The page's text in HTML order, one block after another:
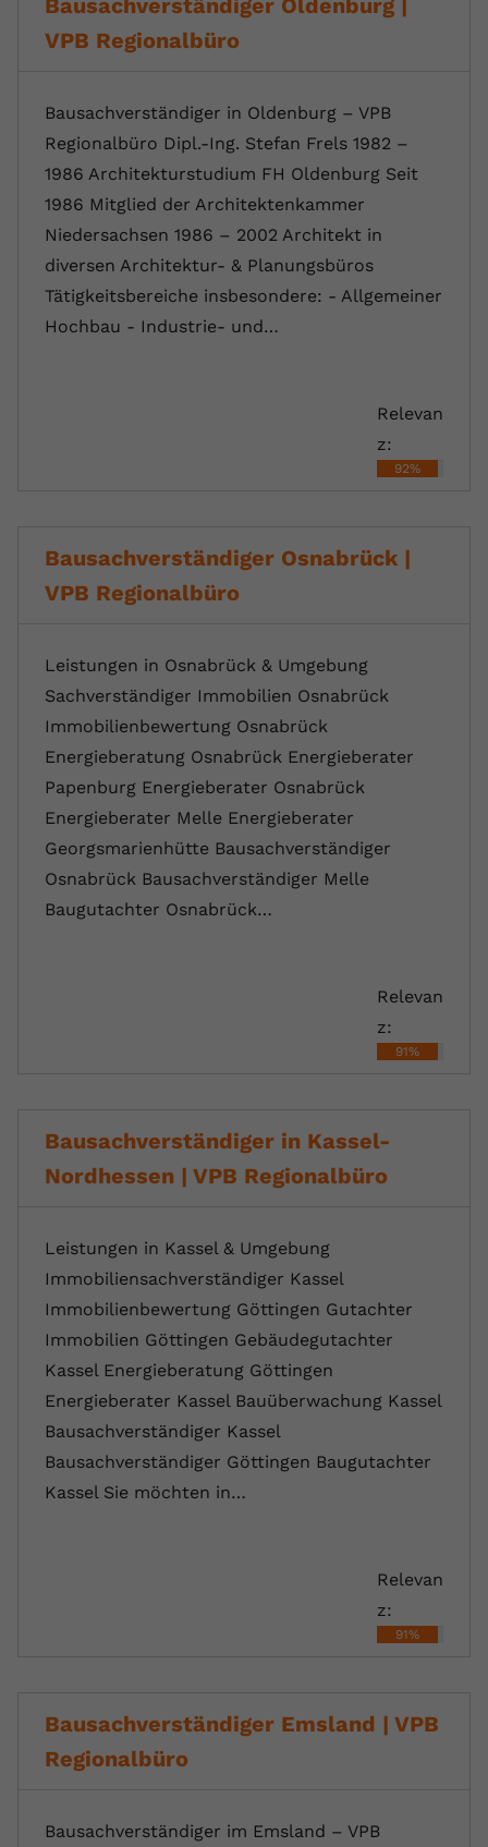
Bausachverständiger Oldenburg |
VPB Regionalbüro
Bausachverständiger in Oldenburg – VPB
Regionalbüro Dipl.-Ing. Stefan Frels 1982 –
1986 Architekturstudium FH Oldenburg Seit
1986 Mitglied der Architektenkammer
Niedersachsen 1986 – 2002 Architekt in
diversen Architektur- & Planungsbüros
Tätigkeitsbereiche insbesondere: - Allgemeiner
Hochbau - Industrie- und…
Relevan
z:
92%
Bausachverständiger Osnabrück |
VPB Regionalbüro
Leistungen in Osnabrück & Umgebung
Sachverständiger Immobilien Osnabrück
Immobilienbewertung Osnabrück
Energieberatung Osnabrück Energieberater
Papenburg Energieberater Osnabrück
Energieberater Melle Energieberater
Georgsmarienhütte Bausachverständiger
Osnabrück Bausachverständiger Melle
Baugutachter Osnabrück…
Relevan
z:
91%
Bausachverständiger in Kassel-
Nordhessen | VPB Regionalbüro
Leistungen in Kassel & Umgebung
Immobiliensachverständiger Kassel
Immobilienbewertung Göttingen Gutachter
Immobilien Göttingen Gebäudegutachter
Kassel Energieberatung Göttingen
Energieberater Kassel Bauüberwachung Kassel
Bausachverständiger Kassel
Bausachverständiger Göttingen Baugutachter
Kassel Sie möchten in…
Relevan
z:
91%
Bausachverständiger Emsland | VPB
Regionalbüro
Bausachverständiger im Emsland – VPB